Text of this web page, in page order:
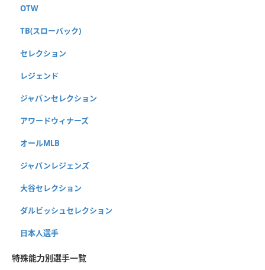
OTW
TB(スローバック)
セレクション
レジェンド
ジャパンセレクション
アワードウィナーズ
オールMLB
ジャパンレジェンズ
大谷セレクション
ダルビッシュセレクション
日本人選手
特殊能力別選手一覧